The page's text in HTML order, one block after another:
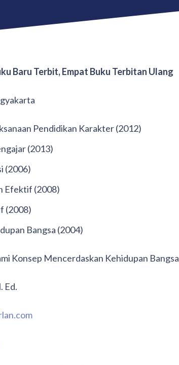
Baru Terbit, Empat Buku Terbitan Ulang
Pendidikan Karakter (2012)
(2013)
(2006)
Efektif (2008)
(2008)
Bangsa (2004)
Konsep Mencerdaskan Kehidupan Bangsa
Ed.